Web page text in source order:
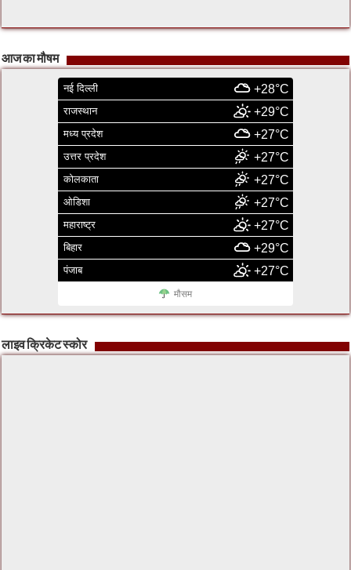
आज का मौषम
नई दिल्ली +28°C
राजस्थान +29°C
मध्य प्रदेश +27°C
उत्तर प्रदेश +27°C
कोलकाता +27°C
ओडिशा +27°C
महाराष्ट्र +27°C
बिहार +29°C
पंजाब +27°C
मौसम
लाइव क्रिकेट स्कोर